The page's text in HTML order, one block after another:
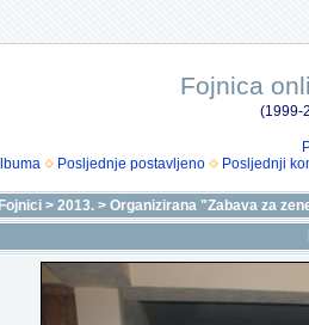
Fojnica
(1999-
Posljednje postavljeno Posljednji
> 2013. > Organizirana "Zabava za